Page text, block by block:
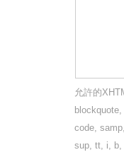
允許的
code,
sup, tt, i, b,